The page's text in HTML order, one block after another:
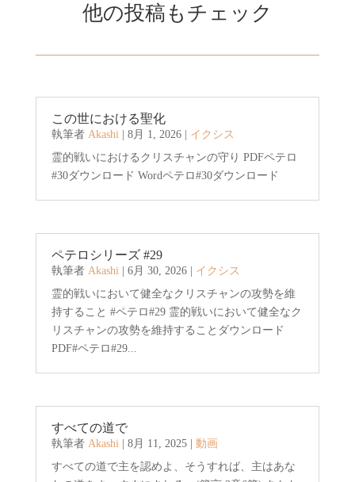
他の投稿もチェック
この世における聖化
執筆者 Akashi| 8月 1, 2026| イクシス
霊的戦いにおけるクリスチャンの守り PDFペテロ
#30ダウンロード Wordペテロ#30ダウンロード
ペテロシリーズ #29
執筆者 Akashi| 6月 30, 2026| イクシス
霊的戦いにおいて健全なクリスチャンの攻勢を維
持すること #ペテロ#29 霊的戦いにおいて健全なク
リスチャンの攻勢を維持することダウンロード
PDF#ペテロ#29...
すべての道で
執筆者 Akashi| 8月 11, 2025| 動画
すべての道で主を認めよ、そうすれば、主はあな